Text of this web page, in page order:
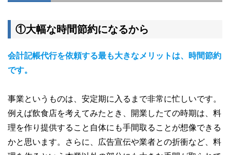
①大幅な時間節約になるから
会計記帳代行を依頼する最も大きなメリットは、時間節約
です。
事業というものは、安定期に入るまで非常に忙しいです。
例えば飲食店を考えてみたとき、開業したての時期は、料
理を作り提供すること自体にも手間取ることが想像できる
かと思います。さらに、広告宣伝や業者との折衝など、料